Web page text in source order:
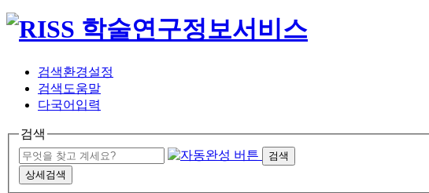
검색환경설정
검색도움말
다국어입력
검색
검색
상세검색